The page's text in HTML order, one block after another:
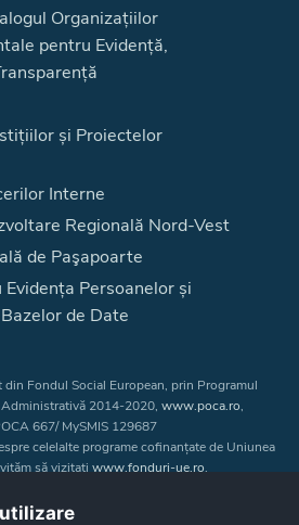
Organizațiilor
pentru Evidență,
și Proiectelor
Interne
Regională Nord-Vest
de Paşapoarte
Persoanelor și
de Date
Fondul Social European, prin Programul
2014-2020, www.poca.ro,
667/ MySMIS 129687
celelalte programe cofinanțate de Uniunea
să vizitați www.fonduri-ue.ro.
Întreaga responsabilitate asupra